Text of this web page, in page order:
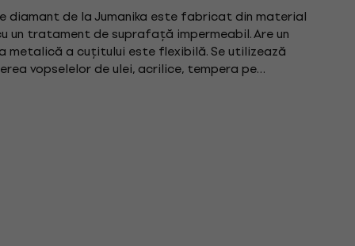
diamant de la Jumanika este fabricat din material
tratament de suprafață impermeabil. Are un
metalică a cuțitului este flexibilă. Se utilizează
vopselelor de ulei, acrilice, tempera pe